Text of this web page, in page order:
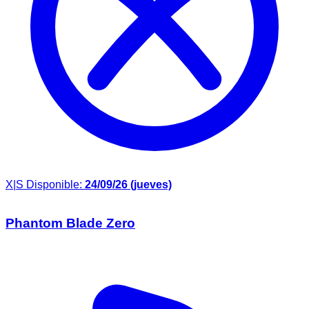
X|S Disponible: 24/09/26 (jueves)
Phantom Blade Zero